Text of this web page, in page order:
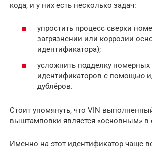
кода, и у них есть несколько задач:
упростить процесс сверки
загрязнении или коррозии
идентификатора);
усложнить подделку номерных
идентификаторов с помощью
дублёров.
Стоит упомянуть, что VIN
выштамповки является «основным» в
Именно на этот идентификатор чаще